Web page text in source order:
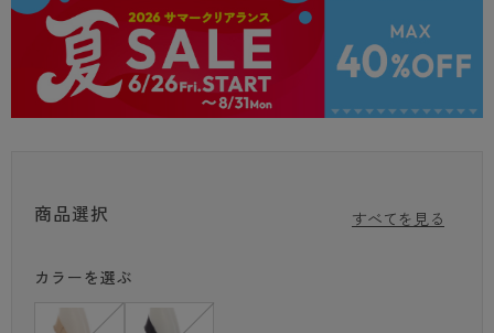
平らに近い仕上がりになる特別な縫製方法で、縫い目があたって痛くなる
お悩みを解決。
履き口部分もソフトな肌あたり。
Point3：こだわりの生地
伸縮性の高いフリーカット生地を採用。
商品選択 すべてを見る
カラーを選ぶ